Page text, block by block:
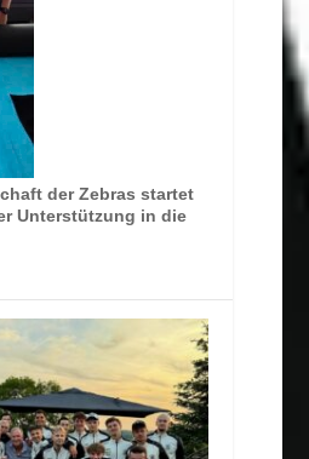
der Zebras startet
Unterstützung in die